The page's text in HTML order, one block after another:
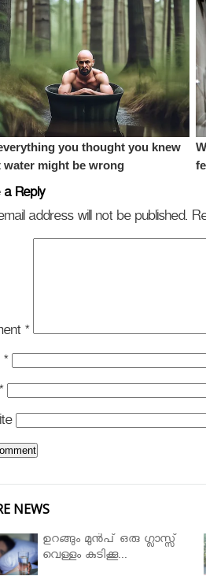
Reply
address will not be published.
*
*
*
NEWS
ഉറങ്ങും മുന്‍പ് ഒരു ഗ്ലാസ്സ്
വെള്ളം കുടിക്കൂ...